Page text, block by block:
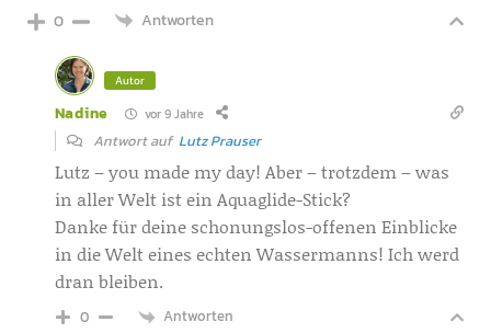
0 Antworten
Autor
Nadine vor 9 Jahre
Antwort auf Lutz Prauser
Lutz – you made my day! Aber – trotzdem – was
in aller Welt ist ein Aquaglide-Stick?
Danke für deine schonungslos-offenen Einblicke
in die Welt eines echten Wassermanns! Ich werd
dran bleiben.
0 Antworten